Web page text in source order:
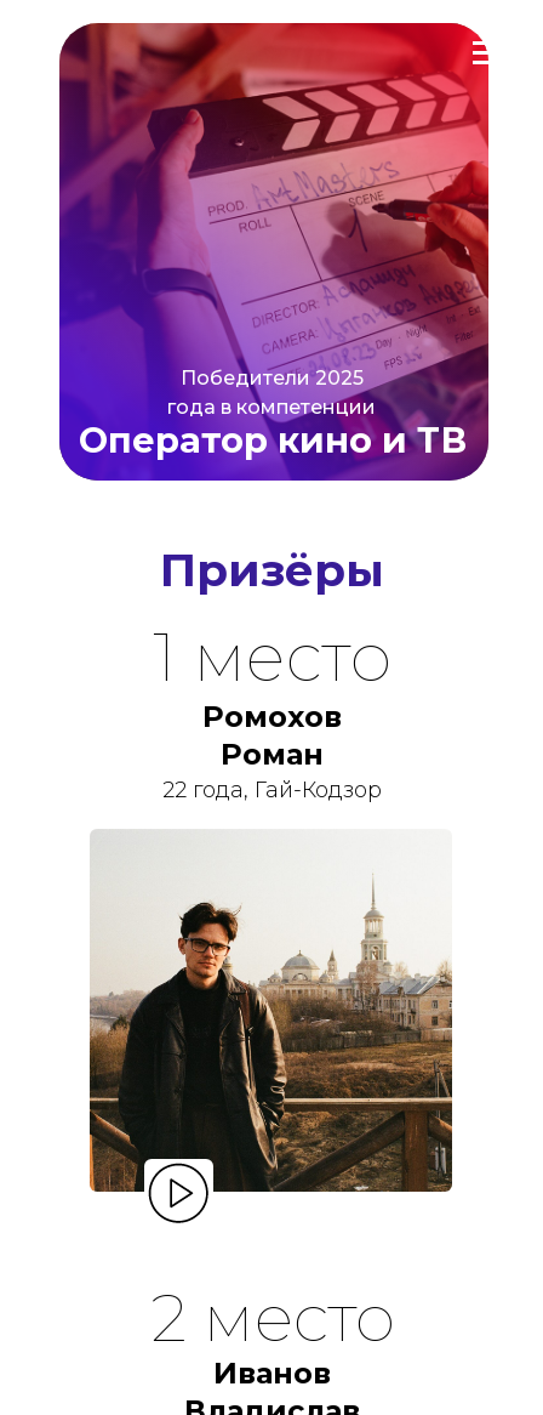
Оператор кино и ТВ
Победители 2025
года в компетенции
Ромохов
Роман
22 года, Гай-Кодзор
1 место
Иванов
2 место
Призёры